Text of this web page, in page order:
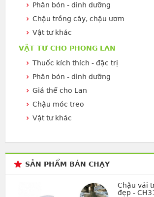
Phân bón - dinh dưỡng
Chậu trồng cây, chậu ươm
Vật tư khác
VẬT TƯ CHO PHONG LAN
Thuốc kích thích - đặc trị
Phân bón - dinh dưỡng
Giá thể cho Lan
Chậu móc treo
Vật tư khác
SẢN PHẨM BÁN CHẠY
Chậu vải
đẹp -